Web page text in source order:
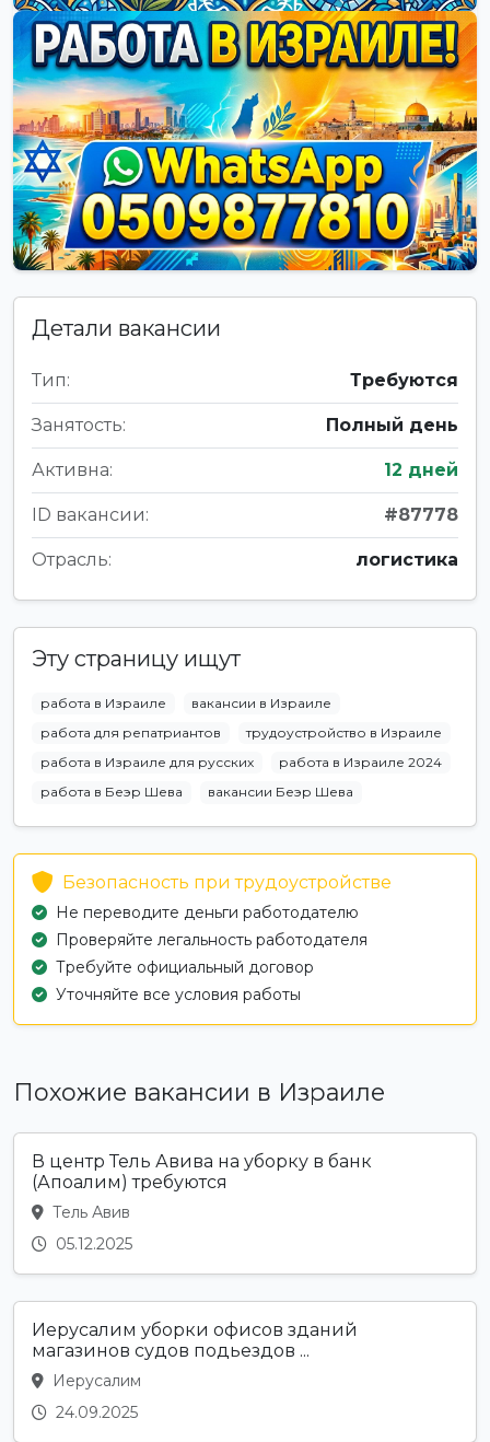
Детали вакансии
Тип: Требуются
Занятость: Полный день
Активна: 12 дней
ID вакансии: #87778
Отрасль: логистика
Эту страницу ищут
работа в Израиле
вакансии в Израиле
работа для репатриантов
трудоустройство в Израиле
работа в Израиле для русских
работа в Израиле 2024
работа в Беэр Шева
вакансии Беэр Шева
Безопасность при трудоустройстве
Не переводите деньги работодателю
Проверяйте легальность работодателя
Требуйте официальный договор
Уточняйте все условия работы
Похожие вакансии в Израиле
В центр Тель Авива на уборку в банк
(Апоалим) требуются
Тель Авив
05.12.2025
Иерусалим уборки офисов зданий
магазинов судов подьездов ...
Иерусалим
24.09.2025